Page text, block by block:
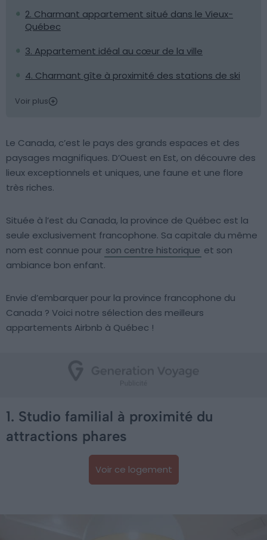
2. Charmant appartement situé dans le Vieux-
Québec
3. Appartement idéal au cœur de la ville
4. Charmant gîte à proximité des stations de ski
Voir plus
Le Canada, c’est le pays des grands espaces et des
paysages magnifiques. D’Ouest en Est, on découvre des
lieux exceptionnels et uniques, une faune et une flore
très riches.
Située à l’est du Canada, la province de Québec est la
seule exclusivement francophone. Sa capitale du même
nom est connue pour son centre historique et son
ambiance bon enfant.
Envie d’embarquer pour la province francophone du
Canada ? Voici notre sélection des meilleurs
appartements Airbnb à Québec !
1. Studio familial à proximité du
attractions phares
Voir ce logement